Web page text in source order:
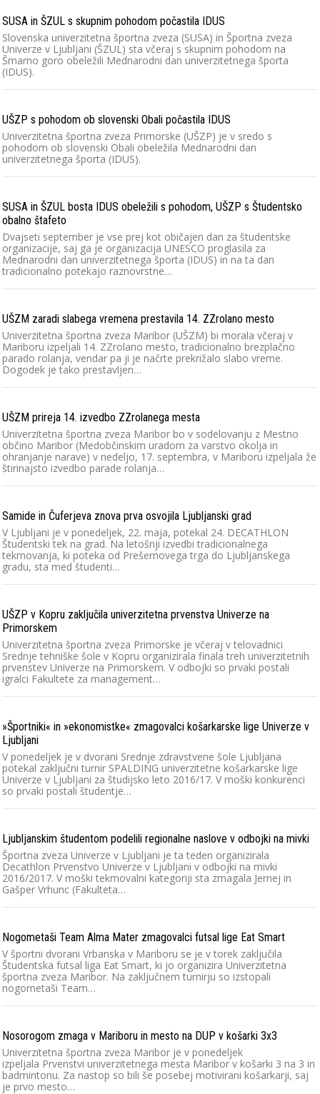
SUSA in ŠZUL s skupnim pohodom počastila IDUS
Slovenska univerzitetna športna zveza (SUSA) in Športna zveza
Univerze v Ljubljani (ŠZUL) sta včeraj s skupnim pohodom na
Šmarno goro obeležili Mednarodni dan univerzitetnega športa
(IDUS).
UŠZP s pohodom ob slovenski Obali počastila IDUS
Univerzitetna športna zveza Primorske (UŠZP) je v sredo s
pohodom ob slovenski Obali obeležila Mednarodni dan
univerzitetnega športa (IDUS).
SUSA in ŠZUL bosta IDUS obeležili s pohodom, UŠZP s Študentsko
obalno štafeto
Dvajseti september je vse prej kot običajen dan za študentske
organizacije, saj ga je organizacija UNESCO proglasila za
Mednarodni dan univerzitetnega športa (IDUS) in na ta dan
tradicionalno potekajo raznovrstne…
UŠZM zaradi slabega vremena prestavila 14. ZZrolano mesto
Univerzitetna športna zveza Maribor (UŠZM) bi morala včeraj v
Mariboru izpeljali 14. ZZrolano mesto, tradicionalno brezplačno
parado rolanja, vendar pa ji je načrte prekrižalo slabo vreme.
Dogodek je tako prestavljen…
UŠZM prireja 14. izvedbo ZZrolanega mesta
Univerzitetna športna zveza Maribor bo v sodelovanju z Mestno
občino Maribor (Medobčinskim uradom za varstvo okolja in
ohranjanje narave) v nedeljo, 17. septembra, v Mariboru izpeljala že
štirinajsto izvedbo parade rolanja…
Samide in Čuferjeva znova prva osvojila Ljubljanski grad
V Ljubljani je v ponedeljek, 22. maja, potekal 24. DECATHLON
Študentski tek na grad. Na letošnji izvedbi tradicionalnega
tekmovanja, ki poteka od Prešernovega trga do Ljubljanskega
gradu, sta med študenti…
UŠZP v Kopru zaključila univerzitetna prvenstva Univerze na
Primorskem
Univerzitetna športna zveza Primorske je včeraj v telovadnici
Srednje tehniške šole v Kopru organizirala finala treh univerzitetnih
prvenstev Univerze na Primorskem. V odbojki so prvaki postali
igralci Fakultete za management…
»Športniki« in »ekonomistke« zmagovalci košarkarske lige Univerze v
Ljubljani
V ponedeljek je v dvorani Srednje zdravstvene šole Ljubljana
potekal zaključni turnir SPALDING univerzitetne košarkarske lige
Univerze v Ljubljani za študijsko leto 2016/17. V moški konkurenci
so prvaki postali študentje…
Ljubljanskim študentom podelili regionalne naslove v odbojki na mivki
Športna zveza Univerze v Ljubljani je ta teden organizirala
Decathlon Prvenstvo Univerze v Ljubljani v odbojki na mivki
2016/2017. V moški tekmovalni kategoriji sta zmagala Jernej in
Gašper Vrhunc (Fakulteta…
Nogometaši Team Alma Mater zmagovalci futsal lige Eat Smart
V športni dvorani Vrbanska v Mariboru se je v torek zaključila
Študentska futsal liga Eat Smart, ki jo organizira Univerzitetna
športna zveza Maribor. Na zaključnem turnirju so izstopali
nogometaši Team…
Nosorogom zmaga v Mariboru in mesto na DUP v košarki 3x3
Univerzitetna športna zveza Maribor je v ponedeljek
izpeljala Prvenstvi univerzitetnega mesta Maribor v košarki 3 na 3 in
badmintonu. Za nastop so bili še posebej motivirani košarkarji, saj
je prvo mesto…